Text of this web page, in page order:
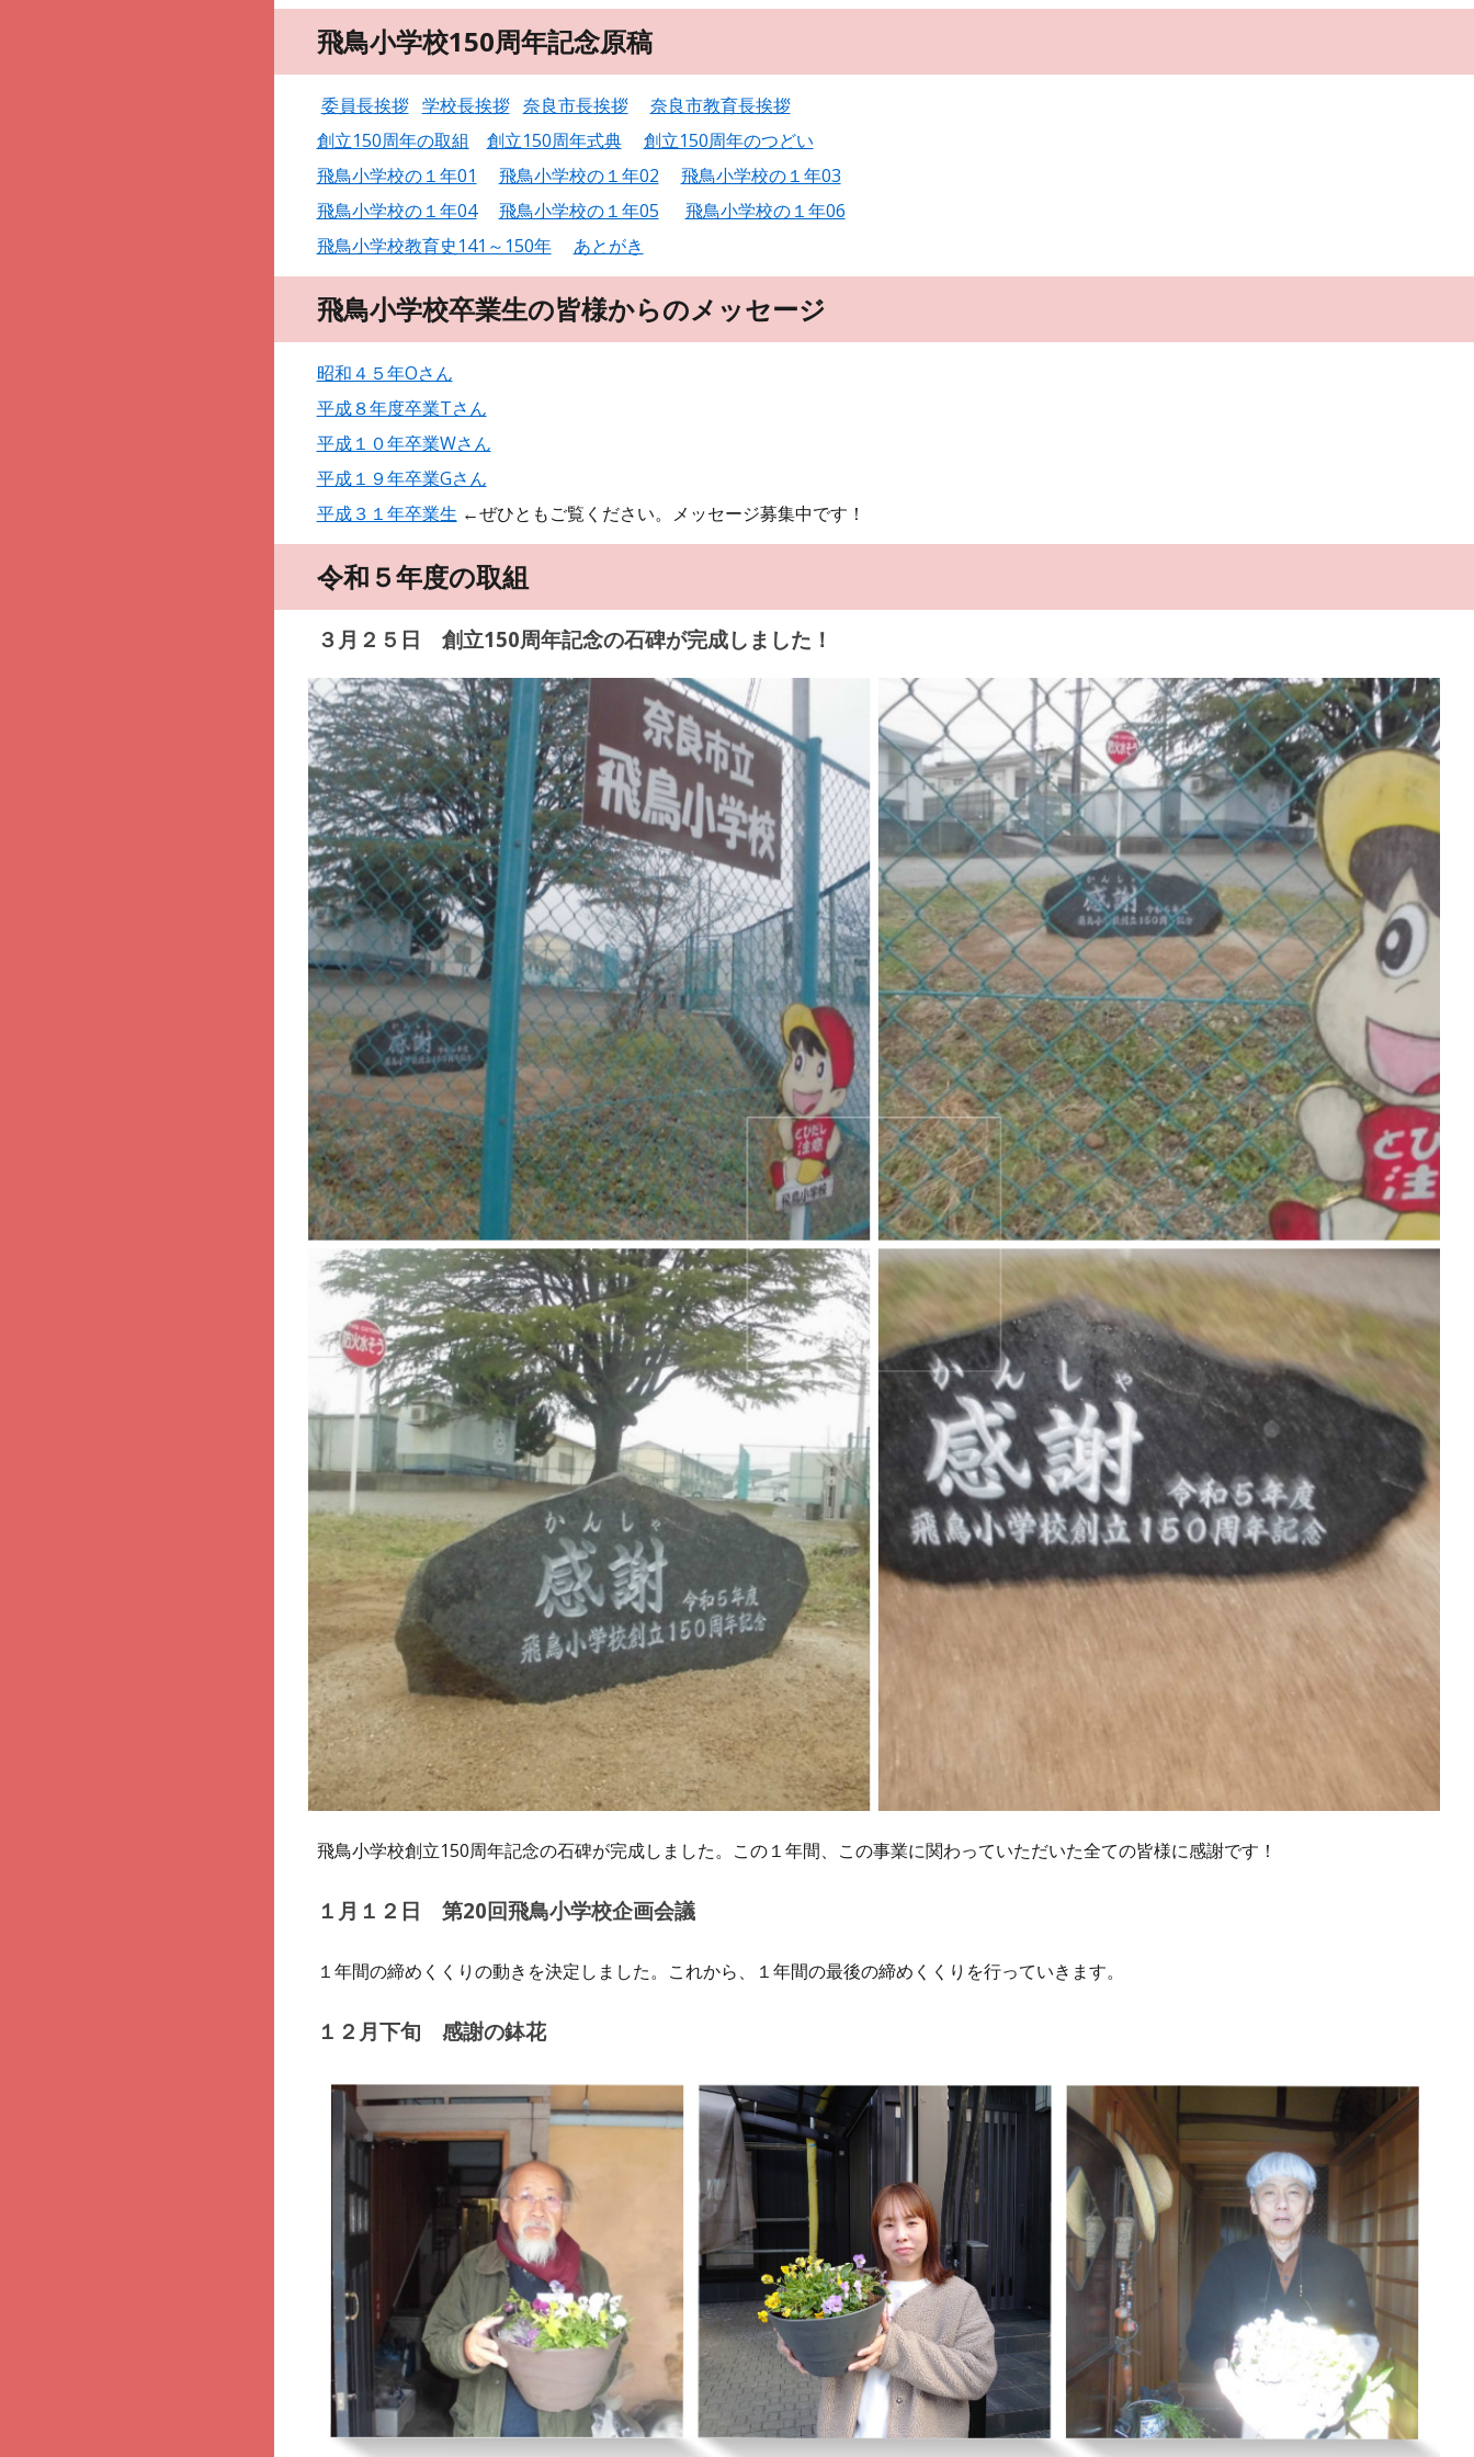
飛鳥小学校150周年記念原稿
委員長挨拶 学校長挨拶 奈良市長挨拶
奈良市教育長挨拶
創立150周年の取組
創立150周年式典
創立150周年のつどい
飛鳥小学校の１年01
飛鳥小学校の１年02
飛鳥小学校の１年03
飛鳥小学校の１年04
飛鳥小学校の１年05
飛鳥小学校の１年06
飛鳥小学校教育史141～150年
あとがき
飛鳥小学校卒業生の皆様からのメッセージ
昭和４５年Oさん
平成８年度卒業Tさん
平成１０年卒業Wさん
平成１９年卒業Gさん
平成３１年卒業生 ←ぜひともご覧ください。メッセージ募集中です！
令和５年度の取組
３ 月 ２５日 創立150周年記念の石碑が完成しました！
飛鳥小学校創立150周年記念の石碑が完成しました。この１年間、この事業に関わっていただいた全ての皆様に感謝です！
１月１２日 第20回飛鳥小学校企画会議
１年間の締めくくりの動きを決定しました。これから、１年間の最後の締めくくりを行っていきます。
１２月下旬 感謝の鉢花